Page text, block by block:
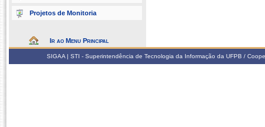
Projetos de Monitoria
Ir ao Menu Principal
SIGAA | STI - Superintendência de Tecnologia da Informação da UFPB /